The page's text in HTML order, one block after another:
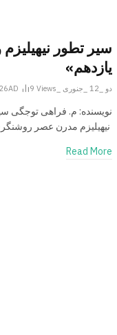
سیر تطور
یازدهم»
دو _12 _جنوری _2026AH 12-1-2026AD 9Views
نویسنده: م. فراهی توجگی
نیهیلیزم مدرن عصر
Read More